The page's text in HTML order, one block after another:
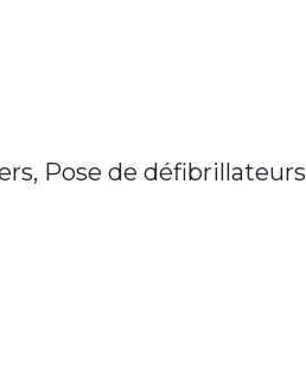
Pose de défibrillateurs